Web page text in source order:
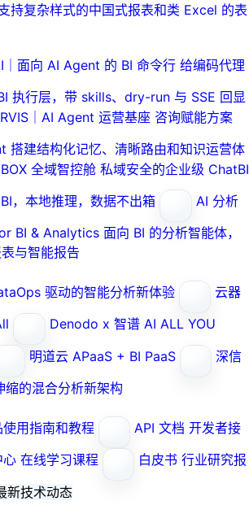
持复杂样式的中国式报表和类 Excel 的表
｜面向 AI Agent 的 BI 命令行 给编码代理
执行层，带 skills、dry-run 与 SSE 回显
｜AI Agent 运营基座 咨询赋能方案
建结构化记忆、清晰路由和知识运营体
全域智控舱 私域安全的企业级 ChatBI
，本地推理，数据不出箱
AI 分析
BI & Analytics 面向 BI 的分析智能体，
与智能报告
驱动的智能分析新体验
云器
Denodo x 智谱 AI ALL YOU
明道云 APaaS + BI PaaS
深信
缩的混合分析新架构
使用指南和教程 API 文档 开发者接
心 在线学习课程 白皮书 行业研究报
新技术动态